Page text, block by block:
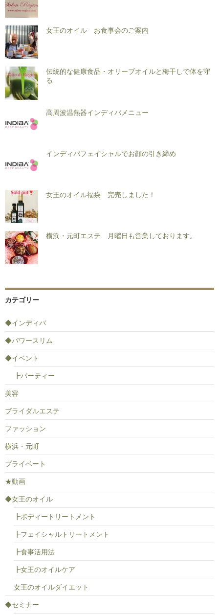
女王のオイル お食事会のご案内
伝統的な健康食品・オリーブオイルと梅干しで体を守
る
高周波温熱器インディバメニュー
インディバフェイシャルでお顔の引き締め
女王のオイル福袋 完売しました！
横浜・元町エステ 月曜日も営業しております。
カテゴリー
◆インディバ
◆パワースリム
◆イベント
┣パーティー
美容
ブライダルエステ
ファッション
横浜・元町
プライベート
★動画
◆女王のオイル
┣ボディートリートメント
┣フェイシャルトリートメント
┣食事活用法
┣女王のオイルケア
女王のオイルダイエット
◆セミナー